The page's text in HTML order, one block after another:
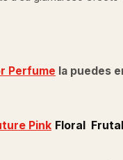
Perfume la puedes
Pink Floral Frutal